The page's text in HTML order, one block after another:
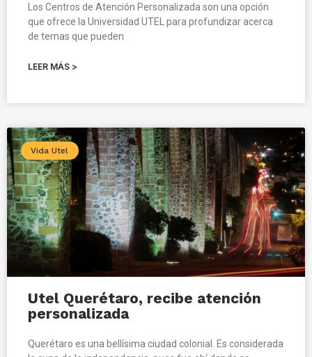
Los Centros de Atención Personalizada son una opción
que ofrece la Universidad UTEL para profundizar acerca
de temas que pueden
LEER MÁS >
Vida Utel
Utel Querétaro, recibe atención
personalizada
Querétaro es una bellísima ciudad colonial. Es considerada